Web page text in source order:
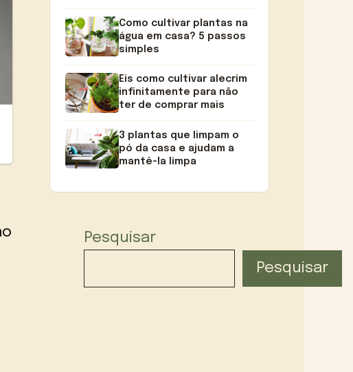
Como cultivar plantas na
água em casa? 5 passos
simples
Eis como cultivar alecrim
infinitamente para não
ter de comprar mais
3 plantas que limpam o
pó da casa e ajudam a
mantê-la limpa
Pesquisar
Pesquisar